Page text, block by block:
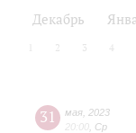
Декабрь
2 3 4
31 мая 2023
20:00 Ср